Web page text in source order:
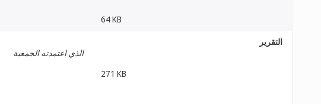
64 KB
التقرير
الذي اعتمدته الجمعية
271 KB